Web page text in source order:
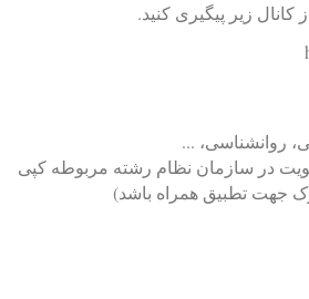
کانال زیر پیگیری کنید.
در سازمان نظام رشته مربوطه کپی
جهت تطبیق همراه باشد)